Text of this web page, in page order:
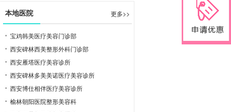
本地医院 更多>>
宝鸡韩美医疗美容门诊部
西安碑林西美整形外科门诊部
西安雁塔医疗美容诊所
西安碑林多美美诺医疗美容诊所
西安博仕相伴医疗美容诊所
榆林朝阳医院整形美容科